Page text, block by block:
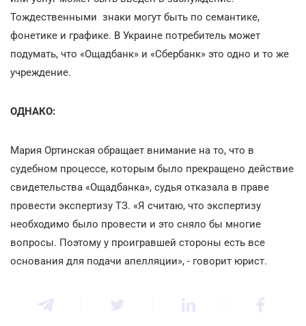
Тождественными знаки могут быть по семантике,
фонетике и графике. В Украине потребитель может
подумать, что «Ощадбанк» и «Сбербанк» это одно и то же
учреждение.
ОДНАКО:
Мария Ортинская обращает внимание на то, что в
судебном процессе, которым было прекращено действие
свидетельства «Ощадбанка», судья отказала в праве
провести экспертизу ТЗ. «Я считаю, что экспертизу
необходимо было провести и это сняло бы многие
вопросы. Поэтому у проигравшей стороны есть все
основания для подачи апелляции», - говорит юрист.